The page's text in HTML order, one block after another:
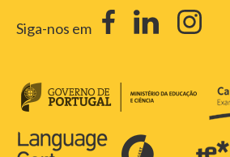
Siga-nos em